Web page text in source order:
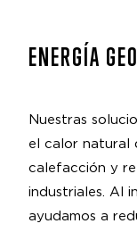
ENERGÍA
Nuestras
el calor natural
calefacción y
industriales. Al
ayudamos a